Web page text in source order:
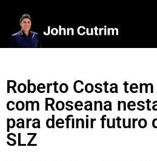
Roberto Costa
com Roseana
para definir futuro
SLZ